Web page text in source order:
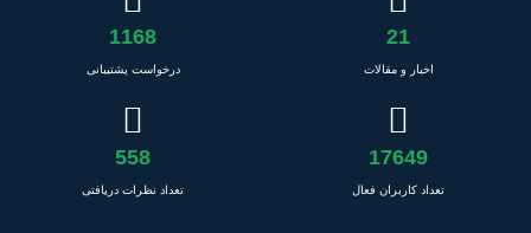
21
اخبار و مقالات
1168
درخواست پشتیبانی
17649
تعداد کاربران فعال
558
تعداد نظرات دریافتی